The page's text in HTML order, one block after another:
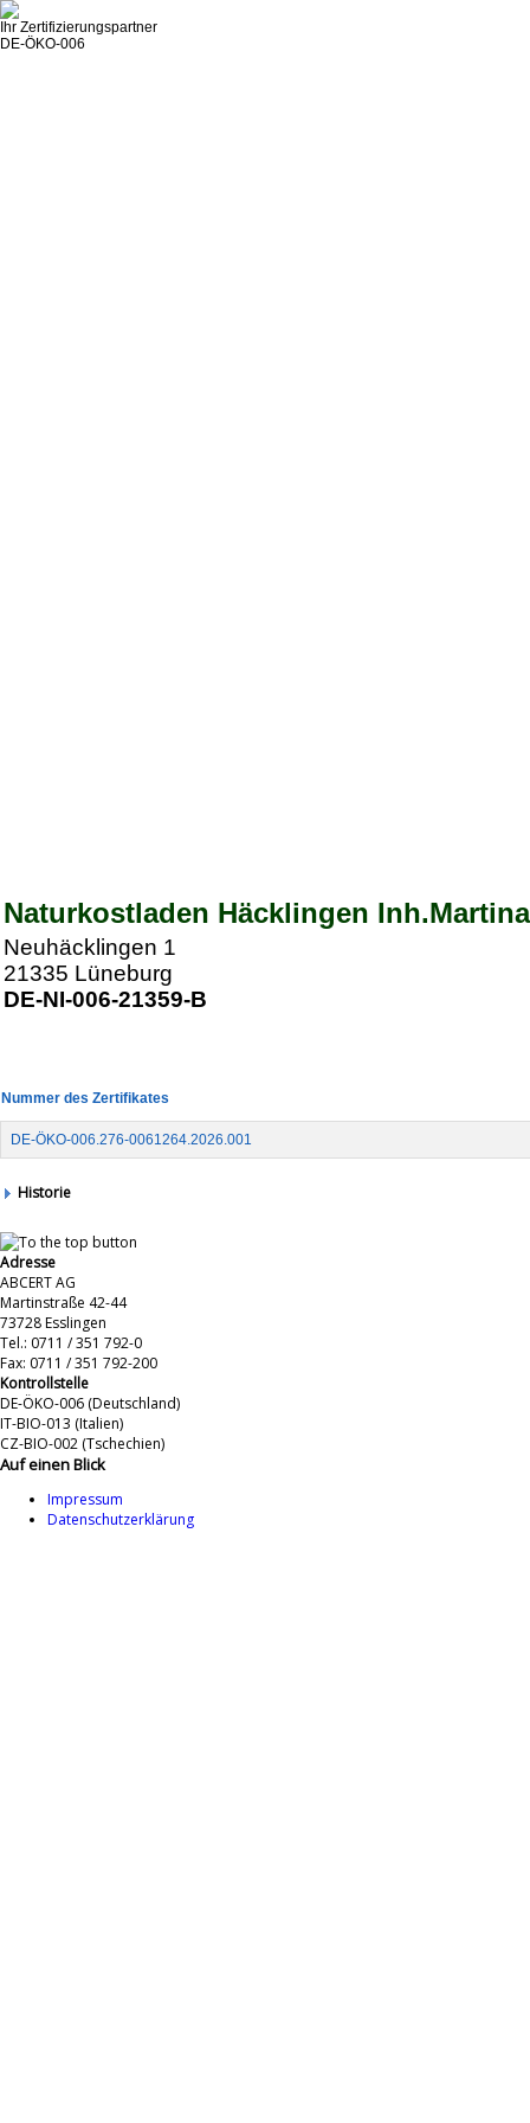
Ihr Zertifizierungspartner
DE-ÖKO-006
Naturkostladen Häcklingen
Neuhäcklingen 1
21335 Lüneburg
DE-NI-006-21359-B
Nummer des Zertifikates
DE-ÖKO-006.276-0061264.2026.001
Historie
Adresse
ABCERT AG
Martinstraße 42-44
73728 Esslingen
Tel.: 0711 / 351 792-0
Fax: 0711 / 351 792-200
Kontrollstelle
DE-ÖKO-006 (Deutschland)
IT-BIO-013 (Italien)
CZ-BIO-002 (Tschechien)
Auf einen Blick
Impressum
Datenschutzerklärung